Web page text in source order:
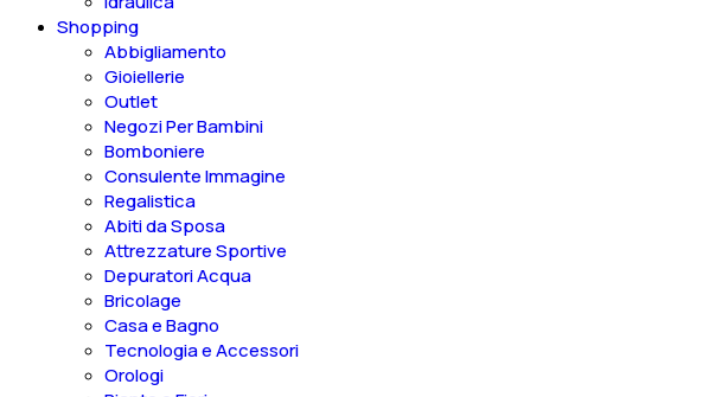
Shopping
Abbigliamento
Gioiellerie
Outlet
Negozi Per Bambini
Bomboniere
Consulente Immagine
Regalistica
Abiti da Sposa
Attrezzature Sportive
Depuratori Acqua
Bricolage
Casa e Bagno
Tecnologia e Accessori
Orologi